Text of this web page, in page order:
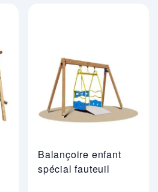
Balançoire enfant
spécial fauteuil